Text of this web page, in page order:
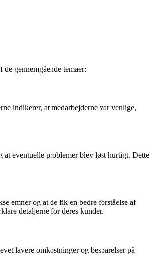
gennemgående temaer:
indikerer, at medarbejderne var venlige,
at eventuelle problemer blev løst hurtigt. Dette
emner og at de fik en bedre forståelse af
detaljerne for deres kunder.
lavere omkostninger og besparelser på